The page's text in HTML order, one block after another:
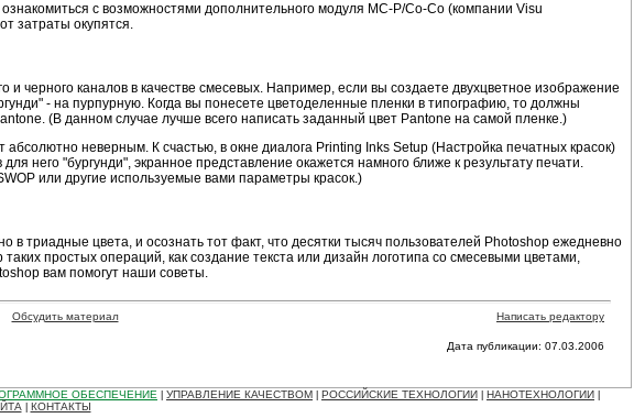
с возможностями дополнительного модуля MC-P/Co-Co (компании Visu
затраты окупятся.
и черного каналов в качестве смесевых. Например, если вы создаете двухцветное изображение
- на пурпурную. Когда вы понесете цветоделенные пленки в типографию, то должны
(В данном случае лучше всего написать заданный цвет Pantone на самой пленке.)
неверным. К счастью, в окне диалога Printing Inks Setup (Настройка печатных красок)
него "бургунди", экранное представление окажется намного ближе к результату печати.
или другие используемые вами параметры красок.)
в триадные цвета, и осознать тот факт, что десятки тысяч пользователей Photoshop ежедневно
простых операций, как создание текста или дизайн логотипа со смесевыми цветами,
вам помогут наши советы.
Обсудить материал
Написать редактору
Дата публикации: 07.03.2006
ОБЕСПЕЧЕНИЕ УПРАВЛЕНИЕ КАЧЕСТВОМ РОССИЙСКИЕ ТЕХНОЛОГИИ НАНОТЕХНОЛОГИИ
| КОНТАКТЫ